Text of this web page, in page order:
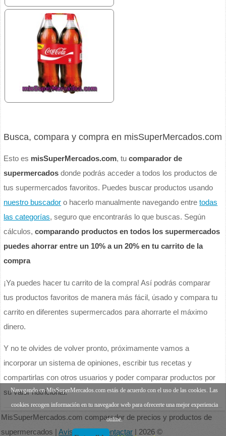
Busca, compara y compra en misSuperMercados.com
Esto es misSuperMercados.com, tucomparador de
supermercados donde podrás acceder a todos los productos de
tus supermercados favoritos. Puedes buscar productos usando
nuestro buscador o hacerlo manualmente navegando entretodas
las categorías, seguro que encontrarás lo que buscas. Según
cálculos,comparando productos en todos los supermercados
puedes ahorrar entre un 10% a un 20% en tu carrito de la
compra
¡Ya puedes hacer tu carrito de la compra! Así podrás comparar
tus productos favoritos de manera más fácil, úsado y compara tu
carrito en diferentes supermercados para ahorrarte el máximo
dinero.
Y no te olvides de volver pronto, próximamente vamos a
incorporar un sistema de opiniones, escribir tus recetas y
compartirlas con otros usuarios y poder comparar productos por
su valor nutricional.
MisSuperMercados.com comparador de precios y productos de
supermercados |Aviso legal Contactar | 2026 ©
Navegando en MisSuperMercados.com estás de acuerdo con el uso de las cookies. Las
cookies recogen información en tu navegador web para ofrecerte una mejor experiencia
online.